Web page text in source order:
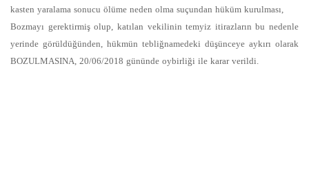
kasten yaralama sonucu ölüme neden olma suçundan hüküm kurulması,
Bozmayı gerektirmiş olup, katılan vekilinin temyiz itirazların bu nedenle
yerinde görüldüğünden, hükmün tebliğnamedeki düşünceye aykırı olarak
BOZULMASINA, 20/06/2018 gününde oybirliği ile karar verildi.